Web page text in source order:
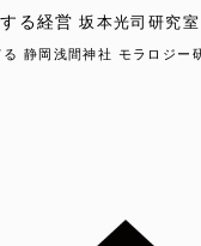
る経営 坂本光司研究室
静岡浅間神社 モラロジー